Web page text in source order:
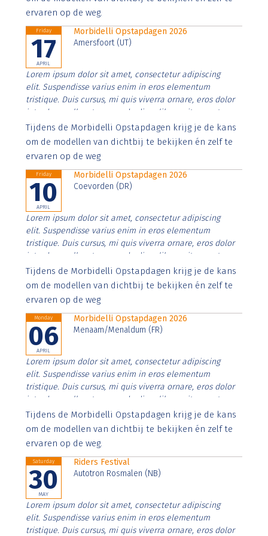
ervaren op de weg.
Friday
17
APRIL
Morbidelli Opstapdagen 2026
Amersfoort (UT)
Lorem ipsum dolor sit amet, consectetur adipiscing
elit. Suspendisse varius enim in eros elementum
tristique. Duis cursus, mi quis viverra ornare, eros dolor
interdum nulla, ut commodo diam libero vitae erat.
Aenean faucibus nibh et justo cursus id rutrum lorem
imperdiet. Nunc ut sem vitae risus tristique posuere.
Tijdens de Morbidelli Opstapdagen krijg je de kans
om de modellen van dichtbij te bekijken én zelf te
ervaren op de weg
Friday
10
APRIL
Morbidelli Opstapdagen 2026
Coevorden (DR)
Lorem ipsum dolor sit amet, consectetur adipiscing
elit. Suspendisse varius enim in eros elementum
tristique. Duis cursus, mi quis viverra ornare, eros dolor
interdum nulla, ut commodo diam libero vitae erat.
Aenean faucibus nibh et justo cursus id rutrum lorem
imperdiet. Nunc ut sem vitae risus tristique posuere.
Tijdens de Morbidelli Opstapdagen krijg je de kans
om de modellen van dichtbij te bekijken én zelf te
ervaren op de weg
Monday
06
APRIL
Morbidelli Opstapdagen 2026
Menaam/Menaldum (FR)
Lorem ipsum dolor sit amet, consectetur adipiscing
elit. Suspendisse varius enim in eros elementum
tristique. Duis cursus, mi quis viverra ornare, eros dolor
interdum nulla, ut commodo diam libero vitae erat.
Aenean faucibus nibh et justo cursus id rutrum lorem
imperdiet. Nunc ut sem vitae risus tristique posuere.
Tijdens de Morbidelli Opstapdagen krijg je de kans
om de modellen van dichtbij te bekijken én zelf te
ervaren op de weg.
Saturday
30
MAY
Riders Festival
Autotron Rosmalen (NB)
Lorem ipsum dolor sit amet, consectetur adipiscing
elit. Suspendisse varius enim in eros elementum
tristique. Duis cursus, mi quis viverra ornare, eros dolor